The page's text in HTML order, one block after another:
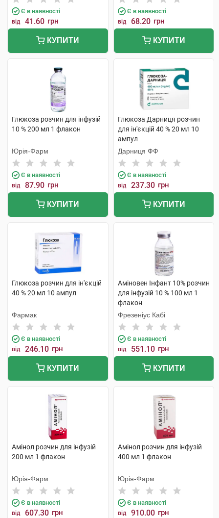
Є в наявності
від 41.60 грн
КУПИТИ
Є в наявності
від 68.20 грн
КУПИТИ
Глюкоза розчин для інфузій
10 % 200 мл 1 флакон
Юрія-Фарм
Є в наявності
від 87.90 грн
КУПИТИ
Глюкоза Дарниця розчин
для ін'єкцій 40 % 20 мл 10
ампул
Дарниця ФФ
Є в наявності
від 237.30 грн
КУПИТИ
Глюкоза розчин для ін'єкцій
40 % 20 мл 10 ампул
Фармак
Є в наявності
від 246.10 грн
КУПИТИ
Аміновен Інфант 10% розчин
для інфузій 10 % 100 мл 1
флакон
Фрезеніус Кабі
Є в наявності
від 551.10 грн
КУПИТИ
Амінол розчин для інфузій
200 мл 1 флакон
Юрія-Фарм
Є в наявності
від 607.30 грн
Амінол розчин для інфузій
400 мл 1 флакон
Юрія-Фарм
Є в наявності
від 910.00 грн